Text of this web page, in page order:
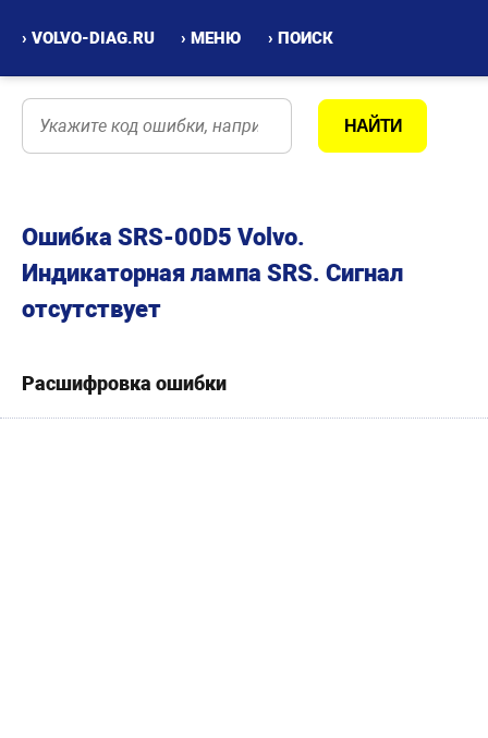
› VOLVO-DIAG.RU › МЕНЮ › ПОИСК
Ошибка SRS-00D5 Volvo.
Индикаторная лампа SRS. Сигнал
отсутствует
Расшифровка ошибки